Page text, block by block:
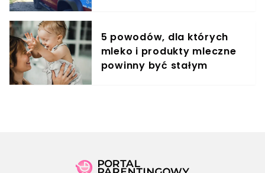
5 powodów, dla których
mleko i produkty mleczne
powinny być stałym